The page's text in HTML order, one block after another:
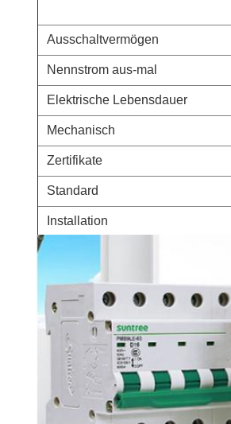
Ausschaltvermögen
Nennstrom aus-mal
Elektrische Lebensdauer
Mechanisch
Zertifikate
Standard
Installation